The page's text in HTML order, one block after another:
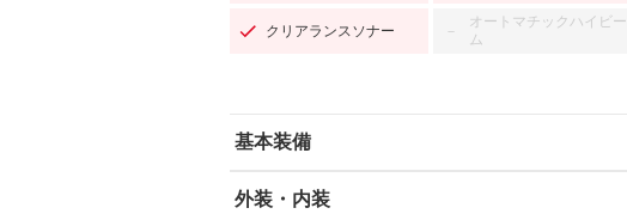
クリアランスソナー －
オートマチックハイビー
ム
基本装備
エアバッグ：運転席/助手席/サイド
外装・内装